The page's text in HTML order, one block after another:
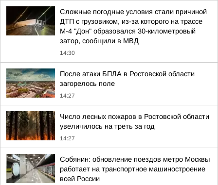
Сложные погодные условия стали причиной
ДТП с грузовиком, из-за которого на трассе
М-4 "Дон" образовался 30-километровый
затор, сообщили в МВД
14:30
После атаки БПЛА в Ростовской области
загорелось поле
14:27
Число лесных пожаров в Ростовской области
увеличилось на треть за год
14:27
Собянин: обновление поездов метро Москвы
работает на транспортное машиностроение
всей России